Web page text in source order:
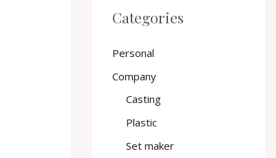
Categories
Personal
Company
Casting
Plastic
Set maker